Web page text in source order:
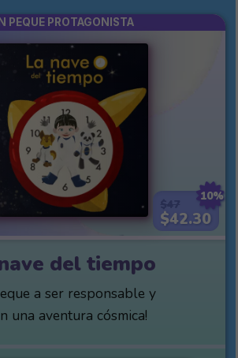
10%
$42.30
PEQUE PROTAGONISTA
del tiempo
a ser responsable y
una aventura cósmica!